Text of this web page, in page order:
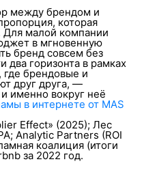
между брендом и
которая
Для малой компании
в мгновенную
бренд совсем без
два горизонта в рамках
брендовые и
друг друга, —
именно вокруг неё
в интернете от MAS
Effect» (2025); Лес
Analytic Partners (ROI
коалиция (итоги
за 2022 год.